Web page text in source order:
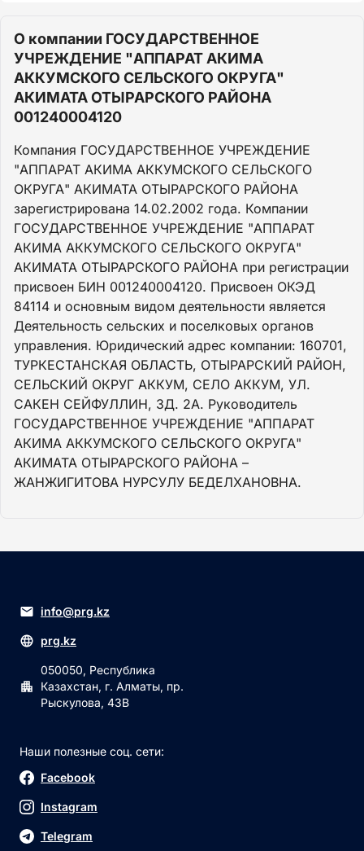
О компании ГОСУДАРСТВЕННОЕ
УЧРЕЖДЕНИЕ "АППАРАТ АКИМА
АККУМСКОГО СЕЛЬСКОГО ОКРУГА"
АКИМАТА ОТЫРАРСКОГО РАЙОНА
001240004120
Компания ГОСУДАРСТВЕННОЕ УЧРЕЖДЕНИЕ
"АППАРАТ АКИМА АККУМСКОГО СЕЛЬСКОГО
ОКРУГА" АКИМАТА ОТЫРАРСКОГО РАЙОНА
зарегистрирована 14.02.2002 года. Компании
ГОСУДАРСТВЕННОЕ УЧРЕЖДЕНИЕ "АППАРАТ
АКИМА АККУМСКОГО СЕЛЬСКОГО ОКРУГА"
АКИМАТА ОТЫРАРСКОГО РАЙОНА при регистрации
присвоен БИН 001240004120. Присвоен ОКЭД
84114 и основным видом деятельности является
Деятельность сельских и поселковых органов
управления. Юридический адрес компании: 160701,
ТУРКЕСТАНСКАЯ ОБЛАСТЬ, ОТЫРАРСКИЙ РАЙОН,
СЕЛЬСКИЙ ОКРУГ АККУМ, СЕЛО АККУМ, УЛ.
САКЕН СЕЙФУЛЛИН, ЗД. 2А. Руководитель
ГОСУДАРСТВЕННОЕ УЧРЕЖДЕНИЕ "АППАРАТ
АКИМА АККУМСКОГО СЕЛЬСКОГО ОКРУГА"
АКИМАТА ОТЫРАРСКОГО РАЙОНА –
ЖАНЖИГИТОВА НУРСУЛУ БЕДЕЛХАНОВНА.
info@prg.kz
prg.kz
050050, Республика
Казахстан, г. Алматы, пр.
Рыскулова, 43В
Наши полезные соц. сети:
Facebook
Instagram
Telegram